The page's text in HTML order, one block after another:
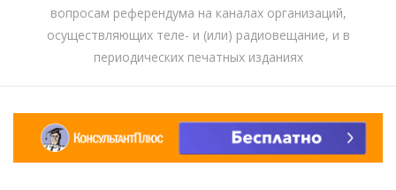
вопросам референдума на каналах организаций,
осуществляющих теле- и (или) радиовещание, и в
периодических печатных изданиях